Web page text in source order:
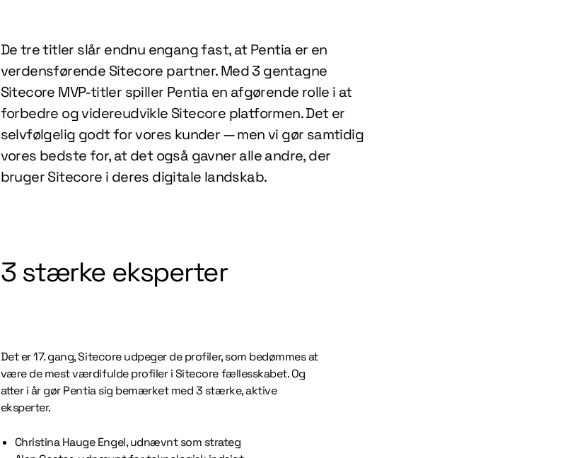
De tre titler slår endnu engang fast, at Pentia er en
verdensførende Sitecore partner. Med 3 gentagne
Sitecore MVP-titler spiller Pentia en afgørende rolle i at
forbedre og videreudvikle Sitecore platformen. Det er
selvfølgelig godt for vores kunder — men vi gør samtidig
vores bedste for, at det også gavner alle andre, der
bruger Sitecore i deres digitale landskab.
3 stærke eksperter
Det er 17. gang, Sitecore udpeger de profiler, som bedømmes at
være de mest værdifulde profiler i Sitecore fællesskabet. Og
atter i år gør Pentia sig bemærket med 3 stærke, aktive
eksperter.
Christina Hauge Engel, udnævnt som strateg